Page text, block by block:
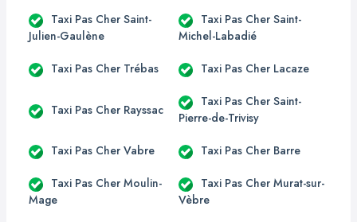
Taxi Pas Cher Saint-
Julien-Gaulène
Taxi Pas Cher Saint-
Michel-Labadié
Taxi Pas Cher Trébas Taxi Pas Cher Lacaze
Taxi Pas Cher Rayssac
Taxi Pas Cher Saint-
Pierre-de-Trivisy
Taxi Pas Cher Vabre Taxi Pas Cher Barre
Taxi Pas Cher Moulin-
Mage
Taxi Pas Cher Murat-sur-
Vèbre